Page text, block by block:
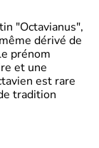
"Octavianus",
dérivé de
prénom
et une
est rare
tradition